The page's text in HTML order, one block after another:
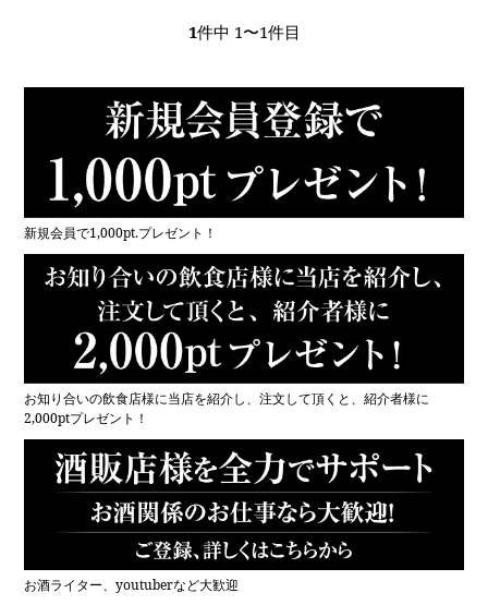
1件中 1〜1件目
新規会員で1,000pt.プレゼント！
お知り合いの飲食店様に当店を紹介し、注文して頂くと、紹介者様に
2,000ptプレゼント！
お酒ライター、youtuberなど大歓迎